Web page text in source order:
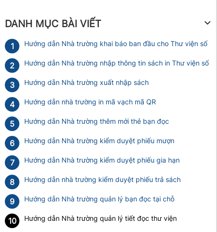
DANH MỤC BÀI VIẾT
1 Hướng dẫn Nhà trường khai báo ban đầu cho Thư viện số
2 Hướng dẫn Nhà trường nhập thông tin sách in Thư viện số
3 Hướng dẫn Nhà trường xuất nhập sách
4 Hướng dẫn nhà trường in mã vạch mã QR
5 Hướng dẫn Nhà trường thêm mới thẻ bạn đọc
6 Hướng dẫn Nhà trường kiểm duyệt phiếu mượn
7 Hướng dẫn Nhà trường kiểm duyệt phiếu gia hạn
8 Hướng dẫn nhà trường kiểm duyệt phiếu trả sách
9 Hướng dẫn Nhà trường quản lý bạn đọc tại chỗ
10 Hướng dẫn Nhà trường quản lý tiết đọc thư viện